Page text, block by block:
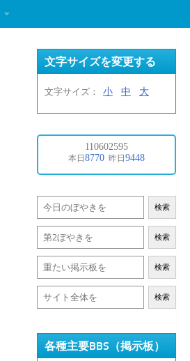
文字サイズを変更する
文字サイズ： 小 中 大
検索
検索
検索
検索
各種主要BBS（掲示板）